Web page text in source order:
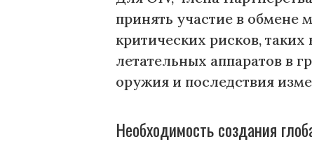
принять участие в обмене
критических рисков,
летательных аппаратов в
оружия и последствия
Необходимость создания